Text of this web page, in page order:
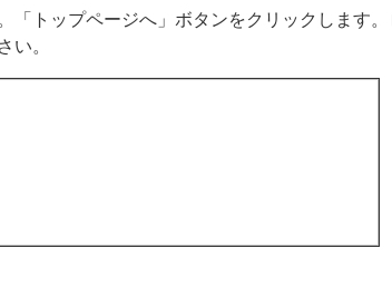
「トップページへ」ボタンをクリックします
い。